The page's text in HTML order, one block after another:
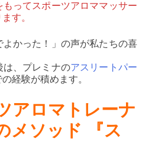
もってスポーツアロママッサー
す。
かった！」の声が私たちの喜
は、プレミナのアスリートパー
経験が積めます。
アロマトレーナ
メソッド 『ス